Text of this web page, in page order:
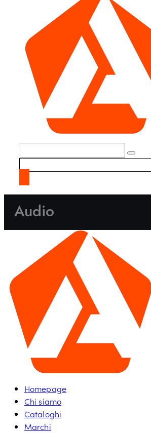
Audio
Homepage
Chi siamo
Cataloghi
Marchi